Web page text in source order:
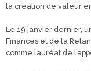
la création de valeur
Le 19 janvier dernier,
Finances et de la
comme lauréat de